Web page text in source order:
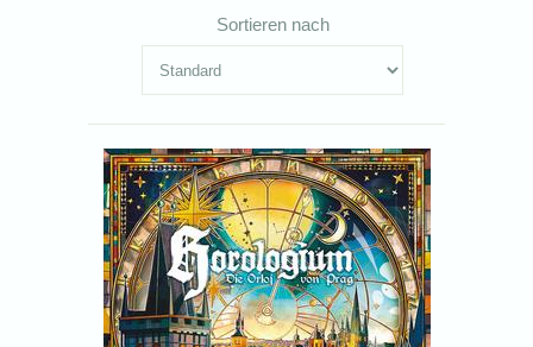
Sortieren nach